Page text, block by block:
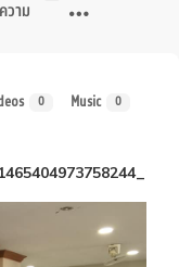
วาม
0 Music 0